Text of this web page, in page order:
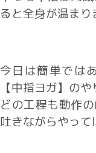
ると全身が温まり
今日は簡単では
【中指ヨガ】の
どの工程も動作
吐きながらやっ